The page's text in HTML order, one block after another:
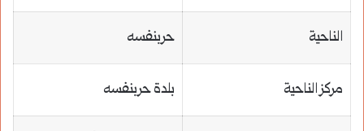
الناحية حربنفسه
مركز الناحية بلدة حربنفسه